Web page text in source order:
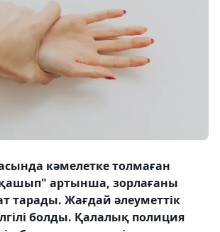
кәмелетке толмаған
артынша, зорлағаны
тарады. Жағдай әлеуметтік
болды. Қалалық полиция